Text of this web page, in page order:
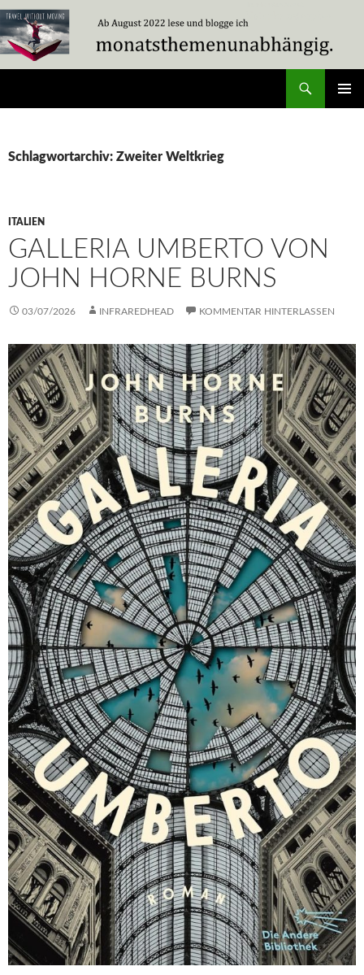
Zum
Inhalt
springen
Schlagwortarchiv: Zweiter Weltkrieg
ITALIEN
GALLERIA UMBERTO VON
JOHN HORNE BURNS
03/07/2026 INFRAREDHEAD KOMMENTAR HINTERLASSEN